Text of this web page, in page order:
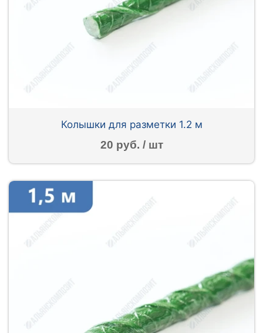
Колышки для разметки 1.2 м
20 руб. / шт